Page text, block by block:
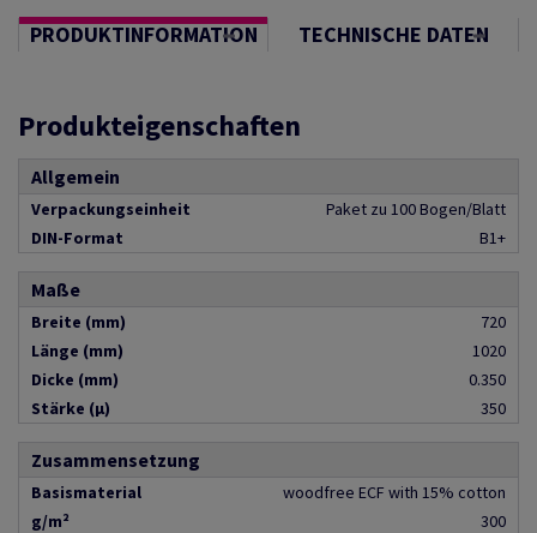
PRODUKTINFORMATION TECHNISCHE DATEN
Produkteigenschaften
Allgemein
Verpackungseinheit
Paket zu 100 Bogen/Blatt
DIN-Format
B1+
Maße
Breite (mm)
720
Länge (mm)
1020
Dicke (mm)
0.350
Stärke (µ)
350
Zusammensetzung
Basismaterial
woodfree ECF with 15% cotton
g/m²
300